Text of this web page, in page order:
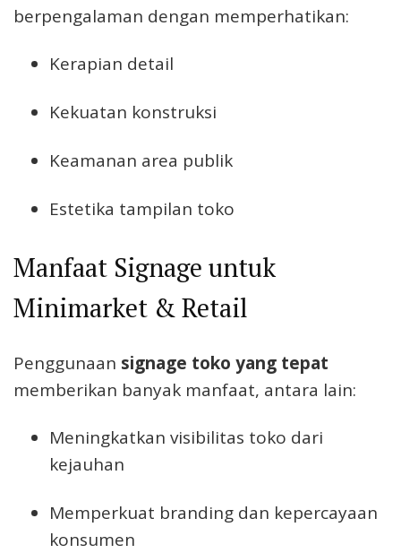
berpengalaman dengan memperhatikan:
Kerapian detail
Kekuatan konstruksi
Keamanan area publik
Estetika tampilan toko
Manfaat Signage untuk
Minimarket & Retail
Penggunaan signage toko yang tepat
memberikan banyak manfaat, antara lain:
Meningkatkan visibilitas toko dari
kejauhan
Memperkuat branding dan kepercayaan
konsumen